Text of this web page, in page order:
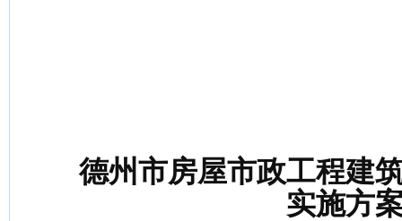
德州市房屋市政工程建
实施方